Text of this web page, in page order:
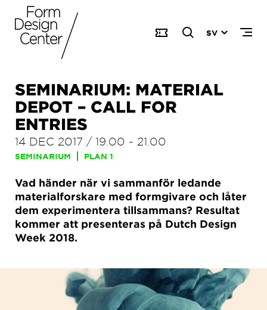
SV
SEMINARIUM: MATERIAL
DEPOT – CALL FOR
ENTRIES
14 DEC 2017 / 19.00 - 21.00
SEMINARIUM PLAN 1
Vad händer när vi sammanför ledande
materialforskare med formgivare och låter
dem experimentera tillsammans? Resultat
kommer att presenteras på Dutch Design
Week 2018.